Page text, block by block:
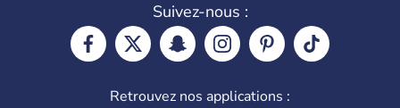
Suivez-nous :
Retrouvez nos applications :